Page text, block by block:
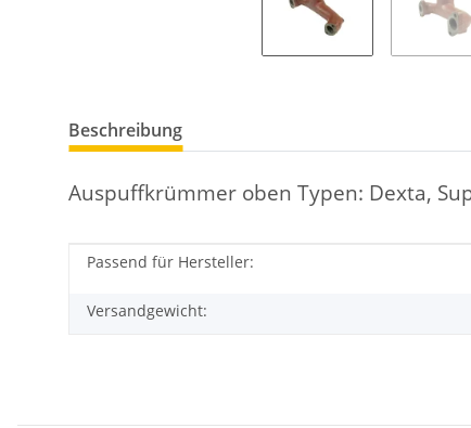
Beschreibung
Auspuffkrümmer oben Typen: Dexta,
Produkteigenschaft
Wert
Passend für Hersteller:
Versandgewicht: